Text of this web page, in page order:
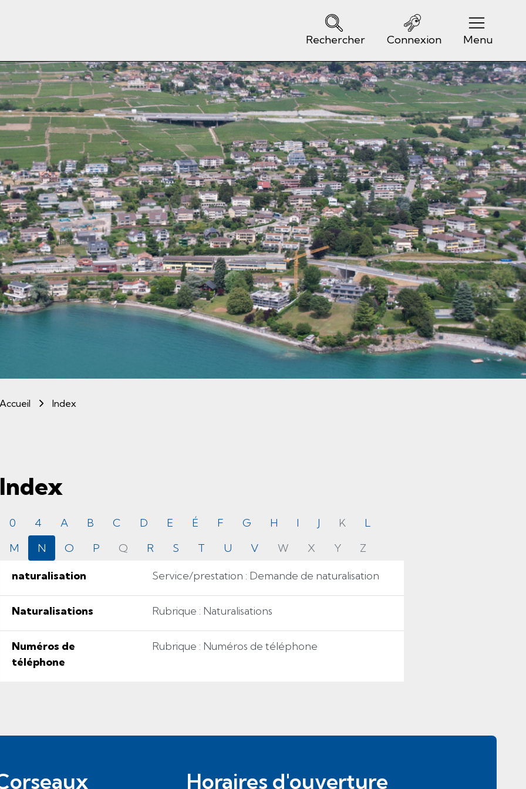
Rechercher
Connexion Menu
Navigation principale
Accueil Index(sélectionné)
Index
0 4 A B C D E É F G H I J K
L
M
N O P Q R S T U V W X Y Z
naturalisation Service/prestation : Demande de naturalisation
Naturalisations Rubrique : Naturalisations
Numéros de
téléphone
Rubrique : Numéros de téléphone
Horaires d'ouverture